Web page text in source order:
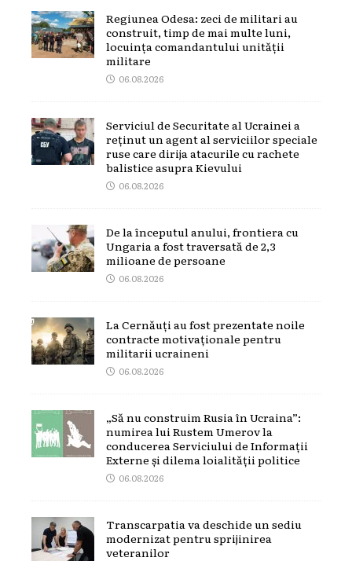
Regiunea Odesa: zeci de militari au
construit, timp de mai multe luni,
locuința comandantului unității
militare
06.08.2026
Serviciul de Securitate al Ucrainei a
reținut un agent al serviciilor speciale
ruse care dirija atacurile cu rachete
balistice asupra Kievului
06.08.2026
De la începutul anului, frontiera cu
Ungaria a fost traversată de 2,3
milioane de persoane
06.08.2026
La Cernăuți au fost prezentate noile
contracte motivaționale pentru
militarii ucraineni
06.08.2026
„Să nu construim Rusia în Ucraina”:
numirea lui Rustem Umerov la
conducerea Serviciului de Informații
Externe și dilema loialității politice
06.08.2026
Transcarpatia va deschide un sediu
modernizat pentru sprijinirea
veteranilor